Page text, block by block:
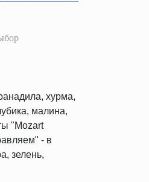
хурма,
малина,
"Mozart
- в
зелень,